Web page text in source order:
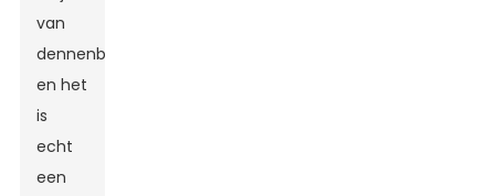
van
dennenbomen,
en het
is
echt
een